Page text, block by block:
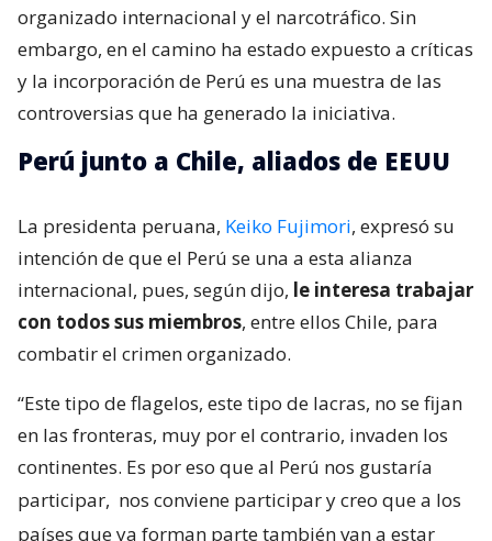
organizado internacional y el narcotráfico. Sin
embargo, en el camino ha estado expuesto a críticas
y la incorporación de Perú es una muestra de las
controversias que ha generado la iniciativa.
Perú junto a Chile, aliados de EEUU
La presidenta peruana, Keiko Fujimori, expresó su
intención de que el Perú se una a esta alianza
internacional, pues, según dijo, le interesa trabajar
con todos sus miembros, entre ellos Chile, para
combatir el crimen organizado.
“Este tipo de flagelos, este tipo de lacras, no se fijan
en las fronteras, muy por el contrario, invaden los
continentes. Es por eso que al Perú nos gustaría
participar, nos conviene participar y creo que a los
países que ya forman parte también van a estar